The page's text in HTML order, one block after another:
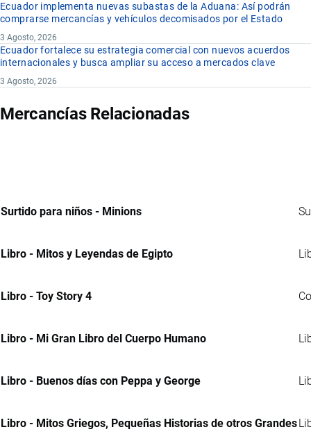
Ecuador implementa nuevas subastas de la Aduana: Así podrán
comprarse mercancías y vehículos decomisados por el Estado
3 Agosto, 2026
Ecuador fortalece su estrategia comercial con nuevos acuerdos
internacionales y busca ampliar su acceso a mercados clave
3 Agosto, 2026
Mercancías Relacionadas
Surtido para niños - Minions
Libro - Mitos y Leyendas de Egipto
Libro - Toy Story 4
Libro - Mi Gran Libro del Cuerpo Humano
Libro - Buenos días con Peppa y George
Libro - Mitos Griegos, Pequeñas Historias de otros Grandes